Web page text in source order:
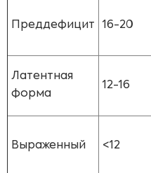
Преддефицит 16-20
Латентная
форма
12-16
Выраженный <12